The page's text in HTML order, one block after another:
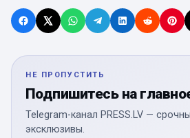
НЕ ПРОПУСТИТЬ
Подпишитесь на
Telegram-канал PRESS.LV —
эксклюзивы.